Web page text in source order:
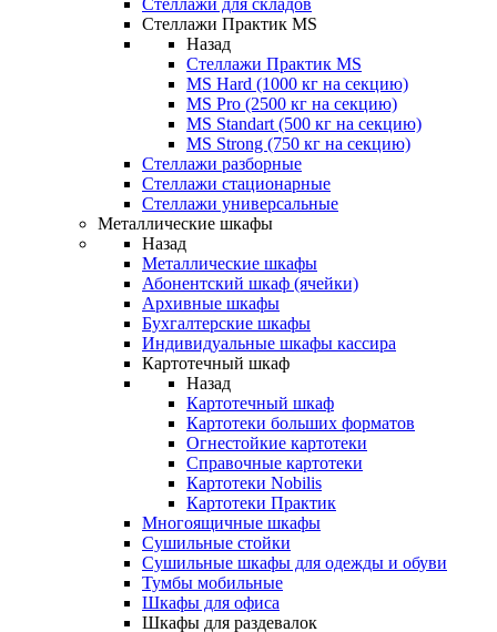
Стеллажи для складов
Стеллажи Практик MS
Назад
Стеллажи Практик MS
MS Hard (1000 кг на секцию)
MS Pro (2500 кг на секцию)
MS Standart (500 кг на секцию)
MS Strong (750 кг на секцию)
Стеллажи разборные
Стеллажи стационарные
Стеллажи универсальные
Металлические шкафы
Назад
Металлические шкафы
Абонентский шкаф (ячейки)
Архивные шкафы
Бухгалтерские шкафы
Индивидуальные шкафы кассира
Картотечный шкаф
Назад
Картотечный шкаф
Картотеки больших форматов
Огнестойкие картотеки
Справочные картотеки
Картотеки Nobilis
Картотеки Практик
Многоящичные шкафы
Сушильные стойки
Сушильные шкафы для одежды и обуви
Тумбы мобильные
Шкафы для офиса
Шкафы для раздевалок